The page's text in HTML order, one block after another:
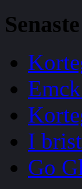
Senaste
I
Go